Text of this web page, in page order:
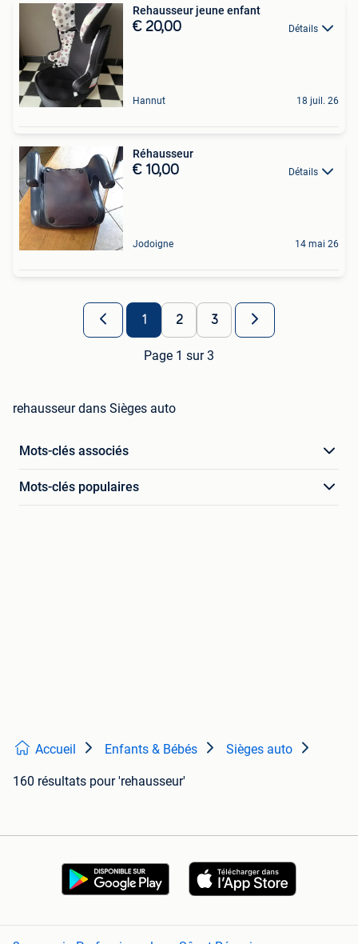
Rehausseur jeune enfant
€ 20,00 Détails
Hannut 18 juil. 26
Réhausseur
€ 10,00 Détails
Jodoigne 14 mai 26
1 2 3
Page 1 sur 3
rehausseur dans Sièges auto
Mots-clés associés
Mots-clés populaires
Accueil Enfants & Bébés Sièges auto
160 résultats pour 'rehausseur'